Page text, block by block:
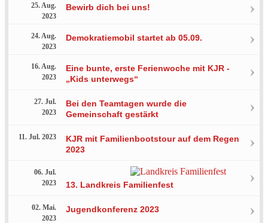
25. Aug.
2023
Bewirb dich bei uns!
24. Aug.
2023
Demokratiemobil startet ab 05.09.
16. Aug.
2023
Eine bunte, erste Ferienwoche mit KJR -
„Kids unterwegs“
27. Jul.
2023
Bei den Teamtagen wurde die
Gemeinschaft gestärkt
11. Jul. 2023
KJR mit Familienbootstour auf dem Regen
2023
06. Jul.
2023
13. Landkreis Familienfest
02. Mai.
2023
Jugendkonferenz 2023